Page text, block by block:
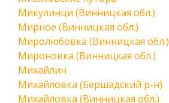
Микулинци (Винницкая обл.)
Мирное (Винницкая обл.)
Миролюбовка (Винницкая обл.)
Мироновка (Винницкая обл.)
Михайлин
Михайловка (Бершадский р-н)
Михайловка (Винницкая обл.)